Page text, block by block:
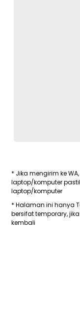
* Jika mengirim ke
laptop/komputer
laptop/komputer
* Halaman ini hanya
bersifat temporary,
kembali